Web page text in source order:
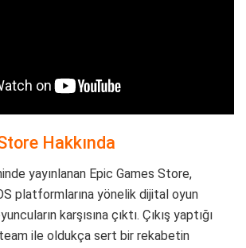
Hakkında
yayınlanan Epic Games Store,
platformlarına yönelik dijital oyun
karşısına çıktı. Çıkış yaptığı
ile oldukça sert bir rekabetin